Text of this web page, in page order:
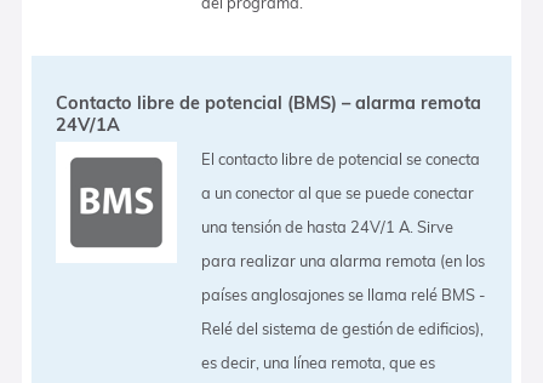
Contacto libre de potencial (BMS) – alarma remota
24V/1A
El contacto libre de potencial se conecta
a un conector al que se puede conectar
una tensión de hasta 24V/1 A. Sirve
para realizar una alarma remota (en los
países anglosajones se llama relé BMS -
Relé del sistema de gestión de edificios),
es decir, una línea remota, que es